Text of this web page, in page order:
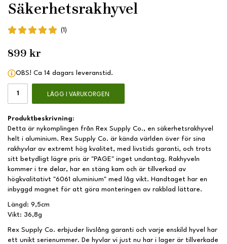
Säkerhetsrakhyvel
(1)
899 kr
OBS! Ca 14 dagars leveranstid.
LÄGG I VARUKORGEN
Produktbeskrivning:
Detta är nykomplingen från Rex Supply Co., en säkerhetsrakhyvel
helt i aluminium. Rex Supply Co. är kända världen över för sina
rakhyvlar av extremt hög kvalitet, med livstids garanti, och trots
sitt betydligt lägre pris är "PAGE" inget undantag. Rakhyveln
kommer i tre delar, har en stäng kam och är tillverkad av
högkvalitativt "6061 aluminium" med låg vikt. Handtaget har en
inbyggd magnet för att göra monteringen av rakblad lättare.
Längd: 9,5cm
Vikt: 36,8g
Rex Supply Co. erbjuder livslång garanti och varje enskild hyvel har
ett unikt serienummer. De hyvlar vi just nu har i lager är tillverkade